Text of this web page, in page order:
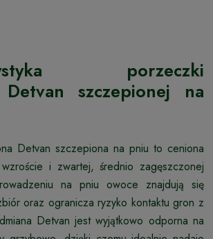
porzeczki
szczepionej na
Detvan szczepiona na pniu to ceniona
i zwartej, średnio zagęszczonej
na pniu owoce znajdują się
oraz ogranicza ryzyko kontaktu gron z
Detvan jest wyjątkowo odporna na